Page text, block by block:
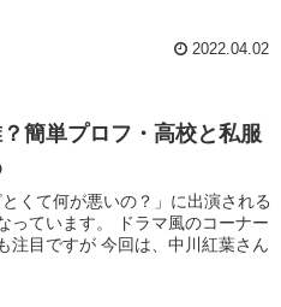
2022.04.02
簡単プロフ・高校と私服
くて何が悪いの？」に出演される
っています。 ドラマ風のコーナー
注目ですが 今回は、中川紅葉さん